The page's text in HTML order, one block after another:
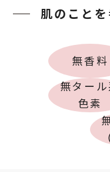
肌のこと
無香料
無タール
色素